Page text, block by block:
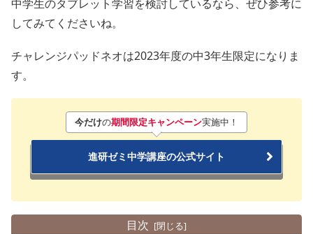
中学生のタブレット学習を検討しているなら、ぜひ参考に
してみてくださいね。
チャレンジパッドネオは2023年度の中3年生限定になりま
す。
今だけの期間限定キャンペーン実施中！
進研ゼミ中学講座の公式サイト
目次